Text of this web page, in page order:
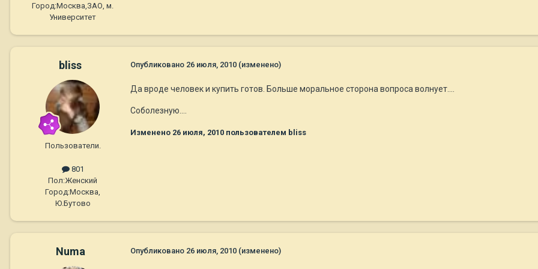
Город:Москва,ЗАО, м.
Университет
bliss
Пользователи.
801
Пол:Женский
Город:Москва,
Ю.Бутово
Опубликовано 26 июля, 2010 (изменено)
Да вроде человек и купить готов. Больше моральное сторона вопроса волнует....
Соболезную....
Изменено 26 июля, 2010 пользователем bliss
Numa Опубликовано 26 июля, 2010 (изменено)